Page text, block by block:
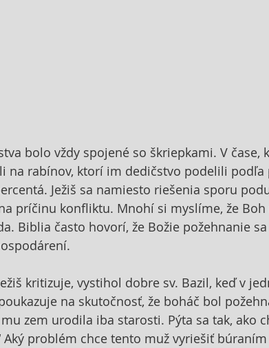
bolo vždy spojené so škriepkami. V čase,
na rabínov, ktorí im dedičstvo podelili podľa
Ježiš sa namiesto riešenia sporu
príčinu konfliktu. Mnohí si myslíme, že
Biblia často hovorí, že Božie požehnanie
kritizuje, vystihol dobre sv. Bazil, keď v
na skutočnosť, že boháč bol
zem urodila iba starosti. Pýta sa tak, ako
Aký problém chce tento muž vyriešiť